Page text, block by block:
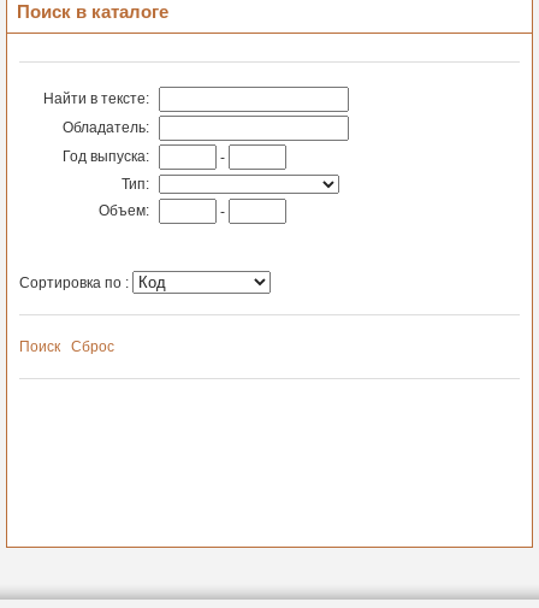
Поиск в каталоге
Найти в тексте:
Обладатель:
Год выпуска:
-
Тип:
Объем:
-
Сортировка по :
Поиск Сброс